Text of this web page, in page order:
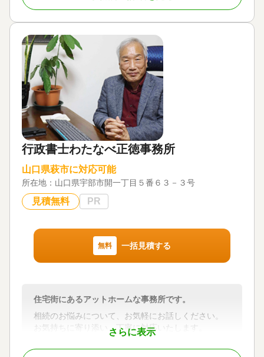
いった業務に携わってまいりました。相続税の相談
や申告は確かな知識と豊富な経験を持つ当事務所に
ても対応しております。
対応地域
山口県全域
対応業務
遺産分割 / 相続税申告
対応体制
訪問可 / 土日相談可 / 初回相談無料 / 18時以降相談可
/ オンライン面談可 / 事務所面談可
行政書士わたなべ正徳事務所
山口県萩市に対応可能
所在地： 山口県宇部市開一丁目５番６３－３号
見積無料 PR
無料 一括見積する
さらに表示
住宅街にあるアットホームな事務所です。
相続のお悩みについて、お気軽にお話しください。
お気持ちに寄り添い、丁寧に対応いたします。